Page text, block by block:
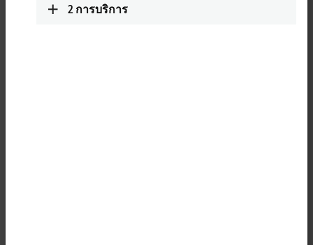
Thermocouple, mV
U, 16 bit
2 การบริการ